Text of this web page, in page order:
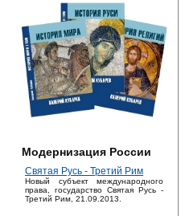
Модернизация России
Святая Русь - Третий Рим
Новый субъект международного
права, государство Святая Русь -
Третий Рим, 21.09.2013.